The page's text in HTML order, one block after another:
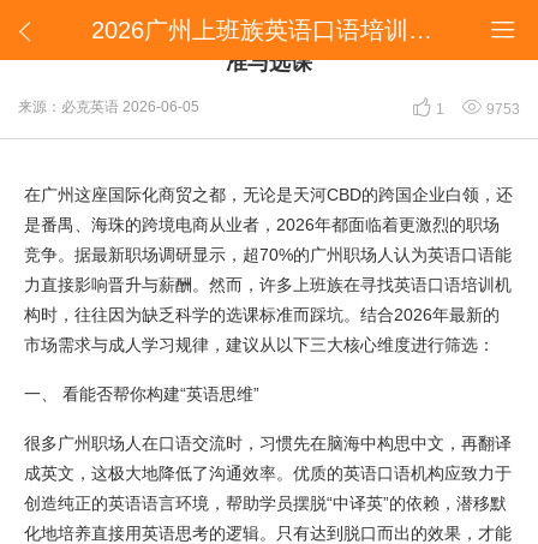
 
2026广州上班族英语口语培训怎么选？三大避坑标准与选课
2026广州上班族英语口语培训怎么选？三大避坑标
准与选课
来源：必克英语 2026-06-05  1  9753
在广州这座国际化商贸之都，无论是天河CBD的跨国企业白领，还
是番禺、海珠的跨境电商从业者，2026年都面临着更激烈的职场
竞争。据最新职场调研显示，超70%的广州职场人认为英语口语能
力直接影响晋升与薪酬。然而，许多上班族在寻找英语口语培训机
构时，往往因为缺乏科学的选课标准而踩坑。结合2026年最新的
市场需求与成人学习规律，建议从以下三大核心维度进行筛选：
一、 看能否帮你构建“英语思维”
很多广州职场人在口语交流时，习惯先在脑海中构思中文，再翻译
成英文，这极大地降低了沟通效率。优质的英语口语机构应致力于
创造纯正的英语语言环境，帮助学员摆脱“中译英”的依赖，潜移默
化地培养直接用英语思考的逻辑。只有达到脱口而出的效果，才能